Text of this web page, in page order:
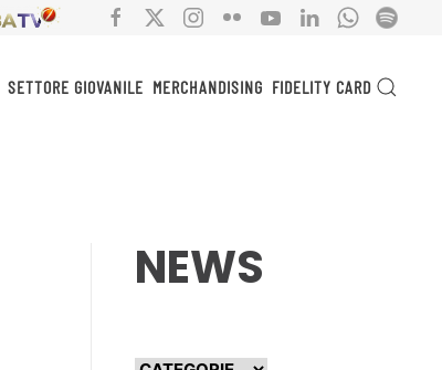
SETTORE GIOVANILE MERCHANDISING FIDELITY CARD
NEWS